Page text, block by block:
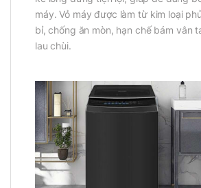
máy. Vỏ máy được làm từ kim loại
bỉ, chống ăn mòn, hạn chế bám vân
lau chùi.